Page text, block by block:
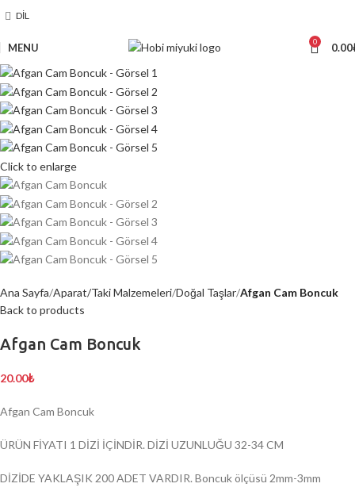
DIL
MENU 0 0.00
Click to enlarge
Ana Sayfa Aparat/Taki Malzemeleri Doğal Taşlar Afgan Cam Boncuk
Back to products
Afgan Cam Boncuk
20.00₺
Afgan Cam Boncuk
ÜRÜN FİYATI 1 DİZİ İÇİNDİR. DİZİ UZUNLUĞU 32-34 CM
DİZİDE YAKLAŞIK 200 ADET VARDIR. Boncuk ölçüsü 2mm-3mm